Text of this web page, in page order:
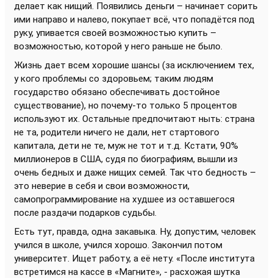
делает как нищий. Появились деньги – начинает сорить
ими направо и налево, покупает всё, что попадётся под
руку, упивается своей возможностью купить –
возможностью, которой у него раньше не было.
Жизнь дает всем хорошие шансы (за исключением тех,
у кого проблемы со здоровьем; таким людям
государство обязано обеспечивать достойное
существование), но почему-то только 5 процентов
используют их. Остальные предпочитают ныть: страна
не та, родители ничего не дали, нет стартового
капитала, дети не те, муж не тот и т.д. Кстати, 90%
миллионеров в США, судя по биографиям, вышли из
очень бедных и даже нищих семей. Так что бедность –
это неверие в себя и свои возможности,
самопрограммирование на худшее из оставшегося
после раздачи подарков судьбы.
Есть тут, правда, одна закавыка. Ну, допустим, человек
учился в школе, учился хорошо. Закончил потом
университет. Ищет работу, а её нету. «После института
встретимся на кассе в «Магните», - расхожая шутка